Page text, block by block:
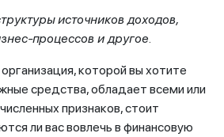
источников доходов,
процессов и другое.
которой вы хотите
средства, обладает всеми или
признаков, стоит
ли вас вовлечь в финансовую